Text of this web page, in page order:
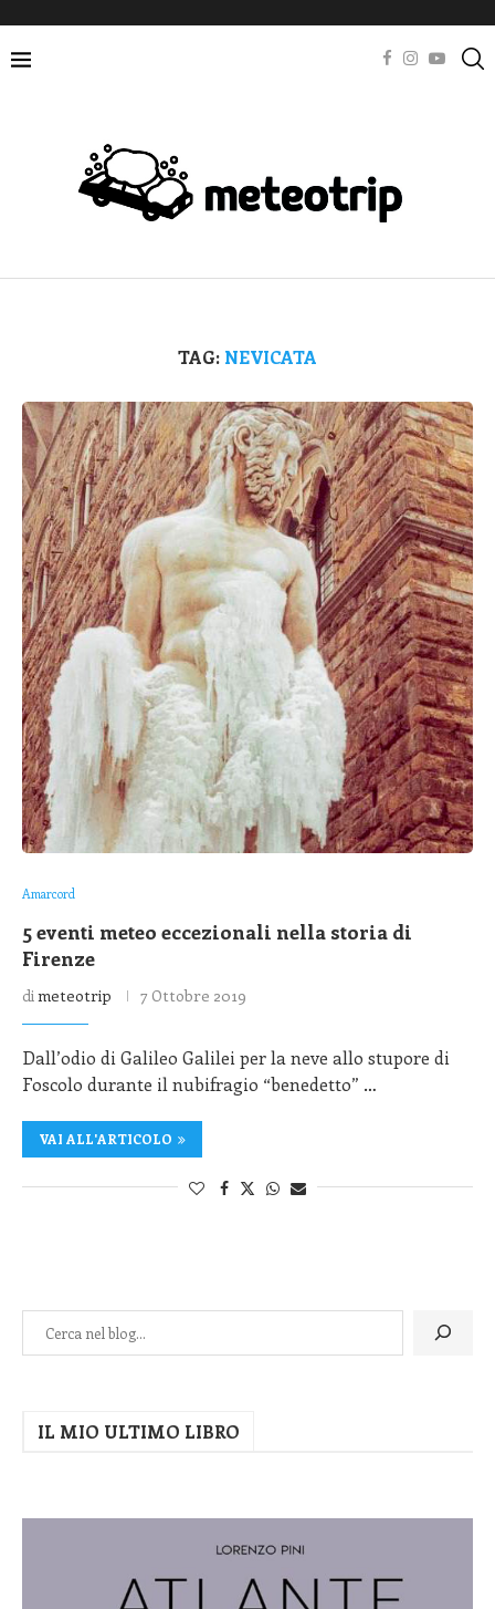
TAG: NEVICATA
Amarcord
5 eventi meteo eccezionali nella storia di
Firenze
dimeteotrip 7 Ottobre 2019
Dall’odio di Galileo Galilei per la neve allo stupore di
Foscolo durante il nubifragio “benedetto” …
VAI ALL'ARTICOLO
IL MIO ULTIMO LIBRO